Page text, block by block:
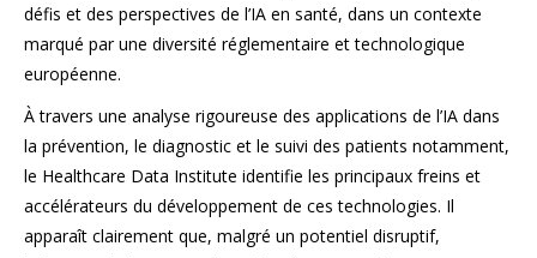
défis et des perspectives de l’IA en santé, dans un contexte
marqué par une diversité réglementaire et technologique
européenne.
À travers une analyse rigoureuse des applications de l’IA dans
la prévention, le diagnostic et le suivi des patients notamment,
le Healthcare Data Institute identifie les principaux freins et
accélérateurs du développement de ces technologies. Il
apparaît clairement que, malgré un potentiel disruptif,